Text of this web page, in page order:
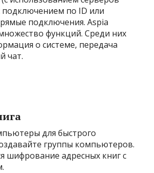
подключением по ID или
подключения. Aspia
функций. Среди них
о системе, передача
чат.
для быстрого
группы компьютеров.
шифрование адресных книг с